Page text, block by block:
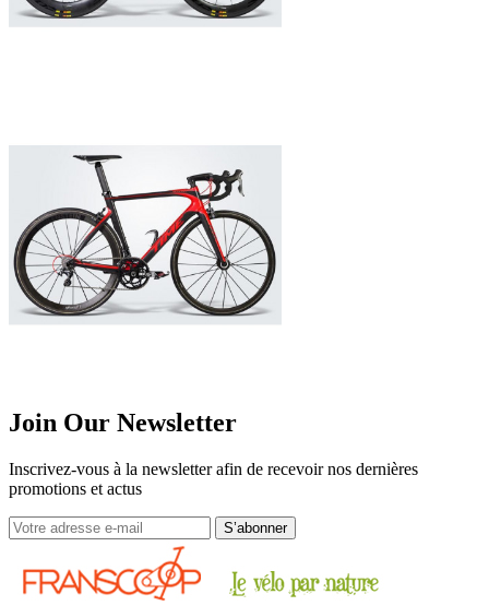
Join Our Newsletter
Inscrivez-vous à la newsletter afin de recevoir nos dernières
promotions et actus